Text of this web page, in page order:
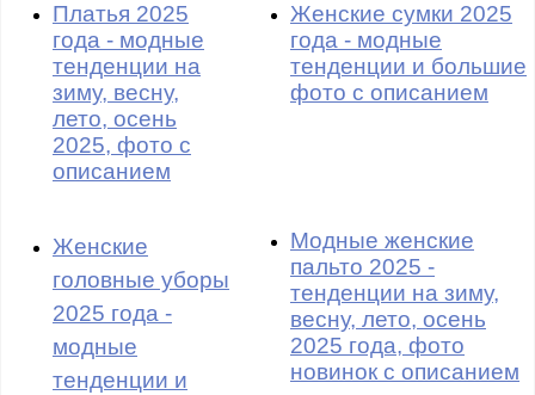
Платья 2025
года - модные
тенденции на
зиму, весну,
лето, осень
2025, фото с
описанием
Женские сумки 2025
года - модные
тенденции и большие
фото с описанием
Женские
головные уборы
2025 года -
модные
тенденции и
Модные женские
пальто 2025 -
тенденции на зиму,
весну, лето, осень
2025 года, фото
новинок с описанием